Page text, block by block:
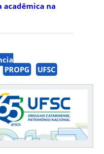
acadêmica na
PROPG UFSC